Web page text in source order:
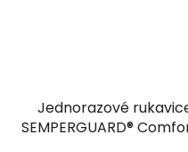
Jednorazové
SEMPERGUARD®